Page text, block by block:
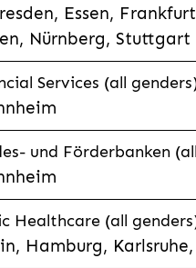
Essen,
Nürnberg, Stuttgart
Services (all
und Förderbanken
Healthcare (all
Hamburg,